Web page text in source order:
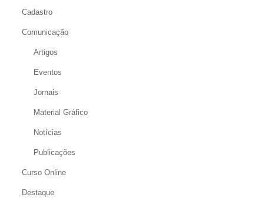
Cadastro
Comunicação
Artigos
Eventos
Jornais
Material Gráfico
Notícias
Publicações
Curso Online
Destaque